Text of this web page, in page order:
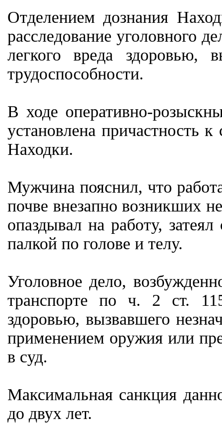
Отделением дознания
расследование уголовного
легкого вреда здоровью,
трудоспособности.
В ходе оперативно-
установлена причастность
Находки.
Мужчина пояснил, что
почве внезапно возникших
опаздывал на работу,
палкой по голове и телу.
Уголовное дело,
транспорте по ч. 2 ст.
здоровью, вызвавшего
применением оружия или
в суд.
Максимальная санкция
до двух лет.